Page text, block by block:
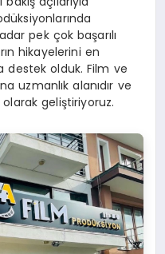
pek çok başarılı
hikayelerini en
destek olduk. Film ve
uzmanlık alanıdır ve
geliştiriyoruz.